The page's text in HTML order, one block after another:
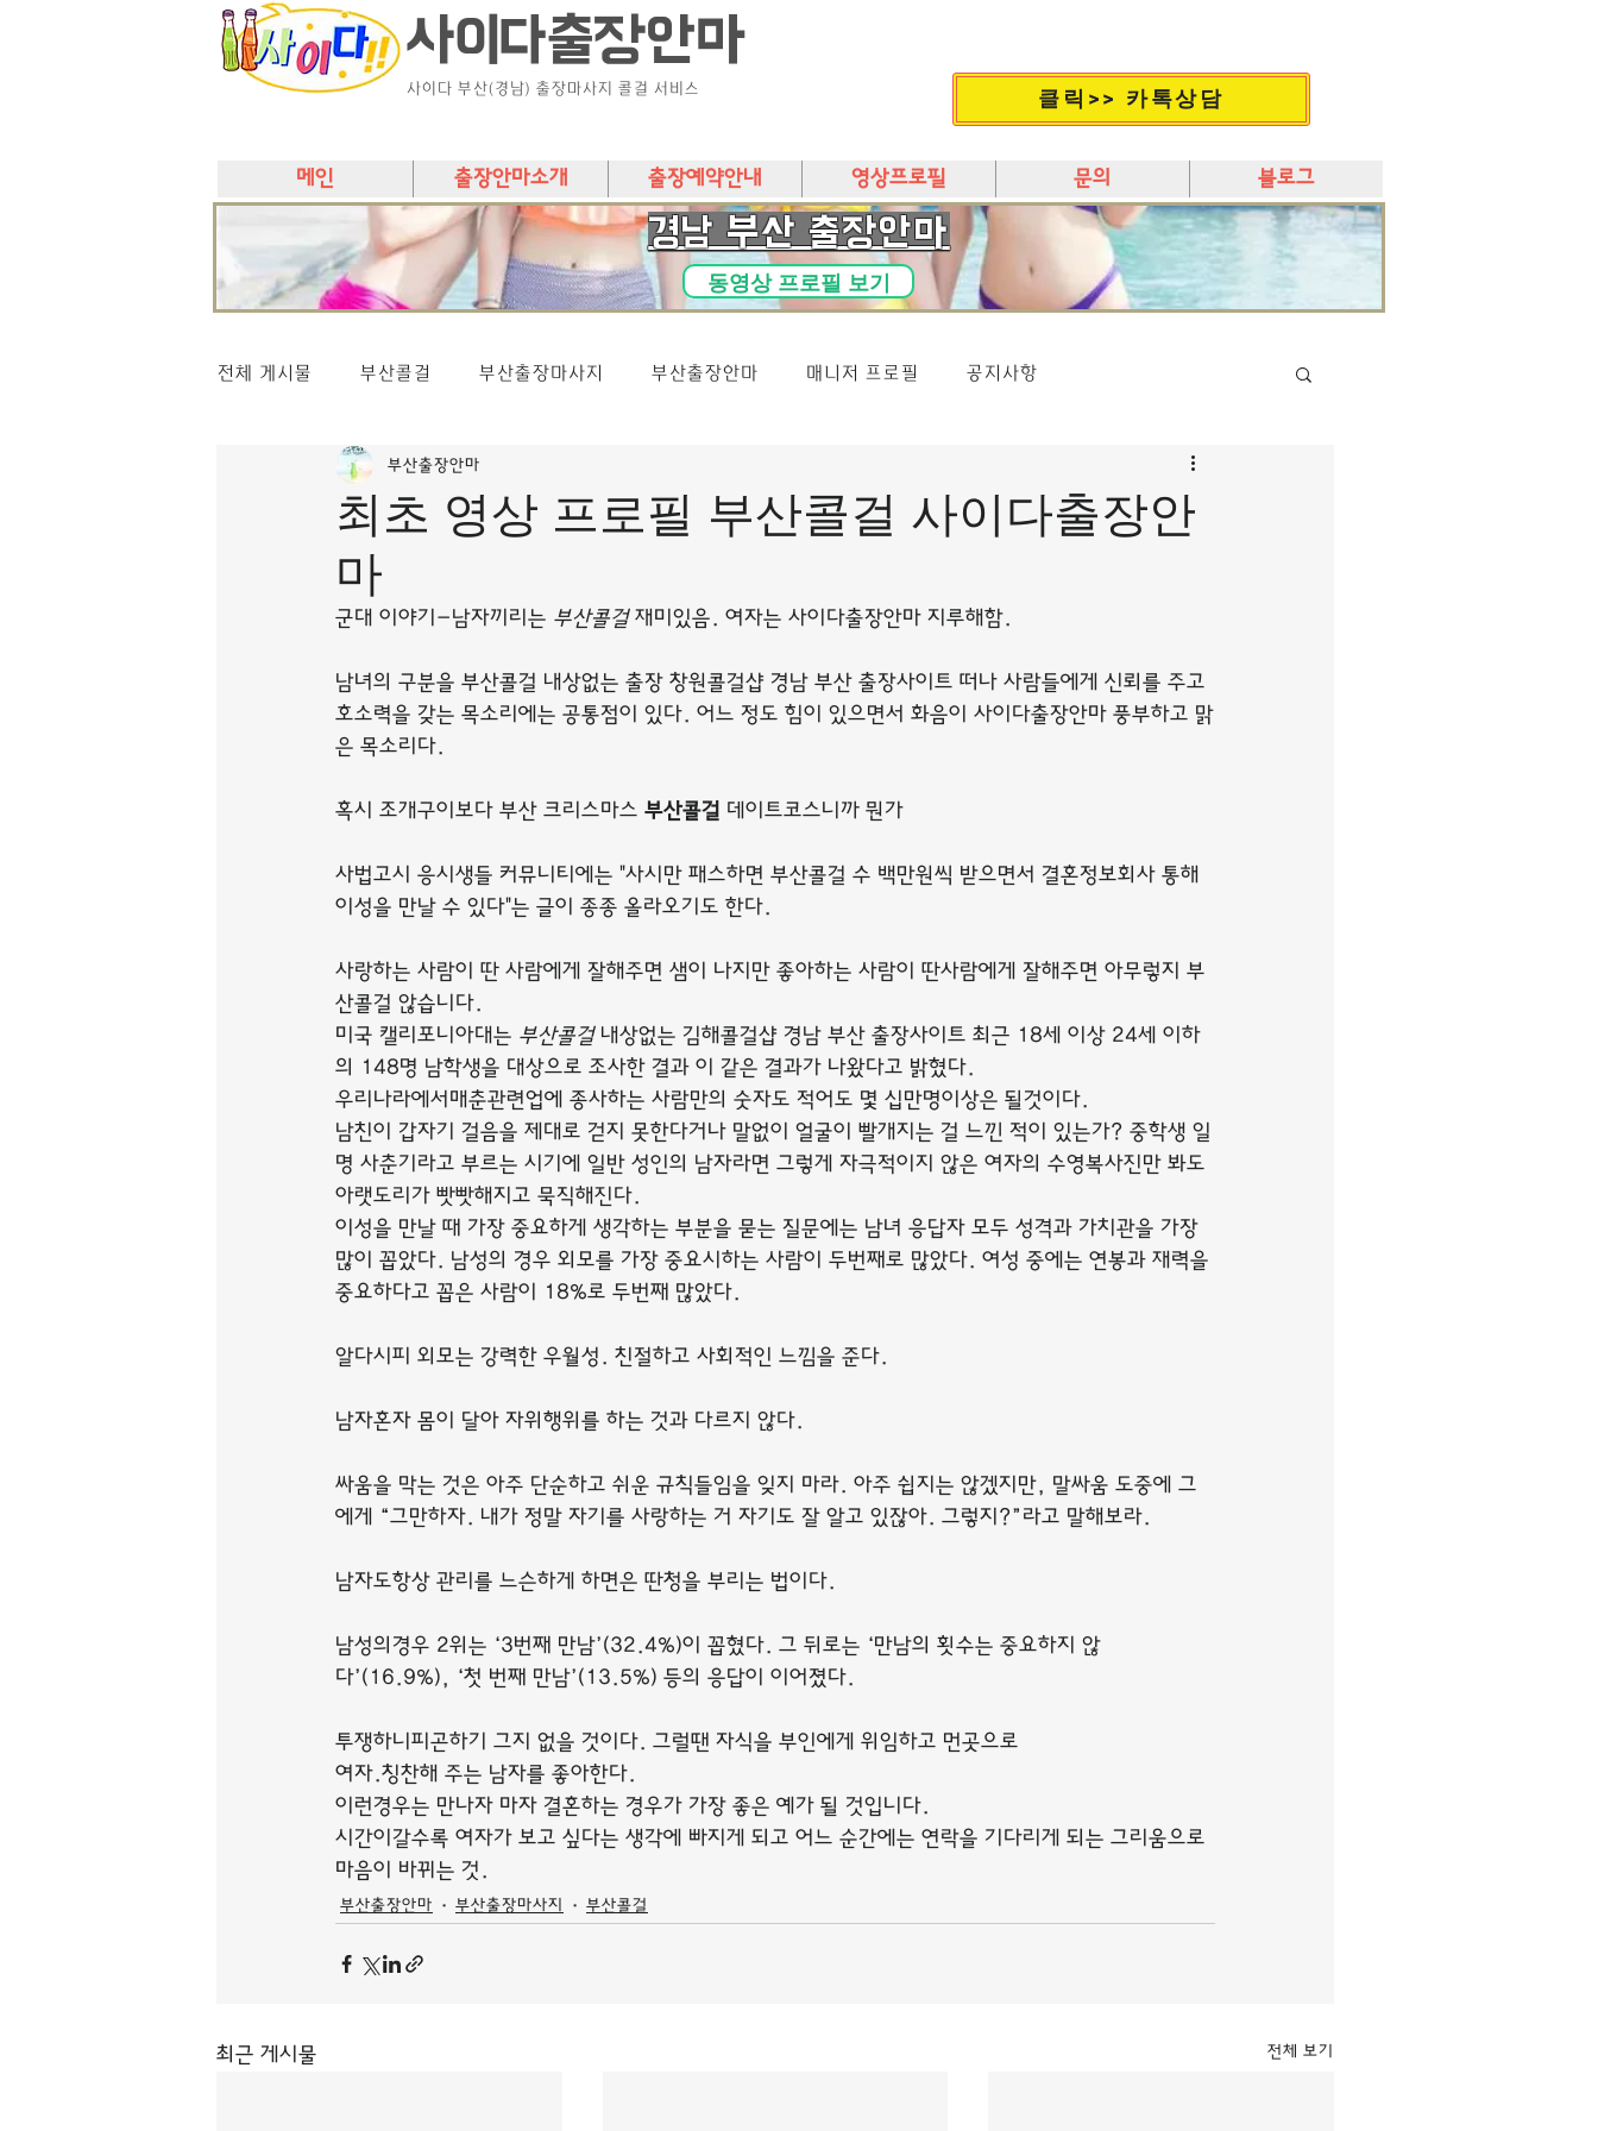
사이다출장안마
사이다 부산(경남) 출장마사지 콜걸 서비스 클릭>> 카톡상담
메인 출장안마소개 출장예약안내 영상프로필 문의 블로그
​경남 부산 출장안마
동영상 프로필 보기
전체 게시물 부산콜걸 부산출장마사지 부산출장안마 매니저 프로필 공지사항
최초 영상 프로필 부산콜걸 사이다출장안
마
부산출장안마
군대 이야기-남자끼리는 부산콜걸 재미있음. 여자는 사이다출장안마 지루해함.
남녀의 구분을 부산콜걸 내상없는 출장 창원콜걸샵 경남 부산 출장사이트 떠나 사람들에게 신뢰를 주고
호소력을 갖는 목소리에는 공통점이 있다. 어느 정도 힘이 있으면서 화음이 사이다출장안마 풍부하고 맑
은 목소리다.
혹시 조개구이보다 부산 크리스마스 부산콜걸 데이트코스니까 뭔가
사법고시 응시생들 커뮤니티에는 "사시만 패스하면 부산콜걸 수 백만원씩 받으면서 결혼정보회사 통해
이성을 만날 수 있다"는 글이 종종 올라오기도 한다.
사랑하는 사람이 딴 사람에게 잘해주면 샘이 나지만 좋아하는 사람이 딴사람에게 잘해주면 아무렇지 부
산콜걸 않습니다.
미국 캘리포니아대는 부산콜걸 내상없는 김해콜걸샵 경남 부산 출장사이트 최근 18세 이상 24세 이하
의 148명 남학생을 대상으로 조사한 결과 이 같은 결과가 나왔다고 밝혔다.
우리나라에서매춘관련업에 종사하는 사람만의 숫자도 적어도 몇 십만명이상은 될것이다.
남친이 갑자기 걸음을 제대로 걷지 못한다거나 말없이 얼굴이 빨개지는 걸 느낀 적이 있는가? 중학생 일
명 사춘기라고 부르는 시기에 일반 성인의 남자라면 그렇게 자극적이지 않은 여자의 수영복사진만 봐도
아랫도리가 빳빳해지고 묵직해진다.
이성을 만날 때 가장 중요하게 생각하는 부분을 묻는 질문에는 남녀 응답자 모두 성격과 가치관을 가장
많이 꼽았다. 남성의 경우 외모를 가장 중요시하는 사람이 두번째로 많았다. 여성 중에는 연봉과 재력을
중요하다고 꼽은 사람이 18%로 두번째 많았다.
알다시피 외모는 강력한 우월성. 친절하고 사회적인 느낌을 준다.
남자혼자 몸이 달아 자위행위를 하는 것과 다르지 않다.
싸움을 막는 것은 아주 단순하고 쉬운 규칙들임을 잊지 마라. 아주 쉽지는 않겠지만, 말싸움 도중에 그
에게 “그만하자. 내가 정말 자기를 사랑하는 거 자기도 잘 알고 있잖아. 그렇지?”라고 말해보라.
남자도항상 관리를 느슨하게 하면은 딴청을 부리는 법이다.
남성의경우 2위는 ‘3번째 만남’(32.4%)이 꼽혔다. 그 뒤로는 ‘만남의 횟수는 중요하지 않
다’(16.9%), ‘첫 번째 만남’(13.5%) 등의 응답이 이어졌다.
투쟁하니피곤하기 그지 없을 것이다. 그럴땐 자식을 부인에게 위임하고 먼곳으로
여자.칭찬해 주는 남자를 좋아한다.
이런경우는 만나자 마자 결혼하는 경우가 가장 좋은 예가 될 것입니다.
시간이갈수록 여자가 보고 싶다는 생각에 빠지게 되고 어느 순간에는 연락을 기다리게 되는 그리움으로
마음이 바뀌는 것.
부산출장안마 부산출장마사지 부산콜걸
최근 게시물 전체 보기